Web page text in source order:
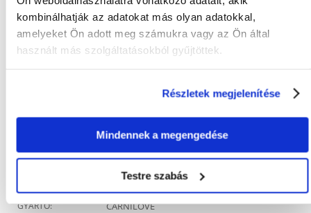
kombinálhatják az adatokat más olyan adatokkal,
amelyeket Ön adott meg számukra vagy az Ön által
használt más szolgáltatásokból gyűjtöttek.
Részletek megjelenítése
Mindennek a megengedése
Testre szabás
KÉRDEZZ TŐLÜNK!
Gyakori Kérdések (GYIK)
GYÁRTÓ: CARNILOVE